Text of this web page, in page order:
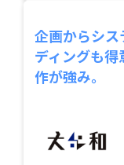
企画からシ
ディングも
作が強み。